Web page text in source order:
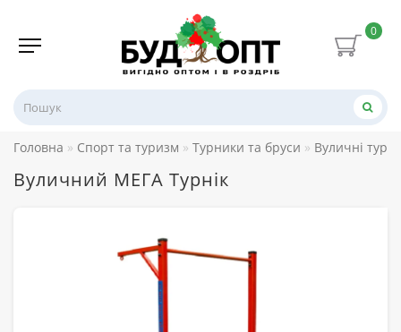
0
Головна Спорт та туризм Турники та бруси Вуличні
Вуличний МЕГА Турнік